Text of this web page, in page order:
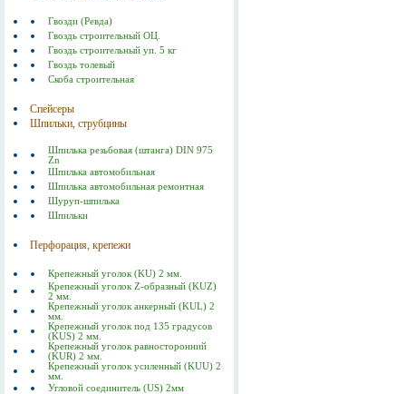
Гвозди (Ревда)
Гвоздь строительный ОЦ.
Гвоздь строительный уп. 5 кг
Гвоздь толевый
Скоба строительная
Спейсеры
Шпильки, струбцины
Шпилька резьбовая (штанга) DIN 975
Zn
Шпилька автомобильная
Шпилька автомобильная ремонтная
Шуруп-шпилька
Шпильки
Перфорация, крепежи
Крепежный уголок (KU) 2 мм.
Крепежный уголок Z-образный (KUZ)
2 мм.
Крепежный уголок анкерный (KUL) 2
мм.
Крепежный уголок под 135 градусов
(KUS) 2 мм.
Крепежный уголок равносторонний
(KUR) 2 мм.
Крепежный уголок усиленный (KUU) 2
мм.
Угловой соединитель (US) 2мм